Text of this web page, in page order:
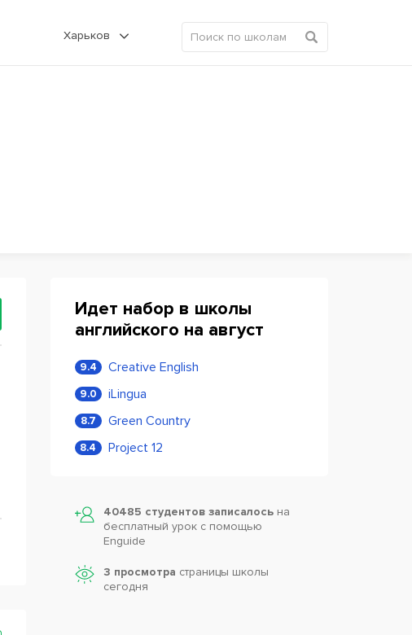
Харьков
Идет набор в школы
английского на август
9.4 Creative English
9.0 iLingua
8.7 Green Country
8.4 Project 12
40485 студентов записалось на
бесплатный урок с помощью
Enguide
3 просмотра страницы школы
сегодня